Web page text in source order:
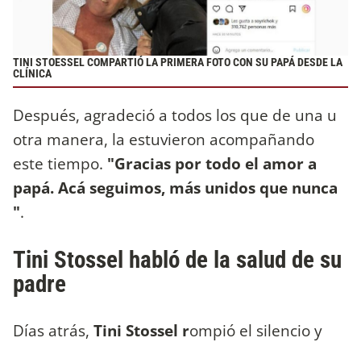
TINI STOESSEL COMPARTIÓ LA PRIMERA FOTO CON SU PAPÁ DESDE LA
CLÍNICA
Después, agradeció a todos los que de una u
otra manera, la estuvieron acompañando
este tiempo. "Gracias por todo el amor a
papá. Acá seguimos, más unidos que nunca
".
Tini Stossel habló de la salud de su
padre
Días atrás, Tini Stossel rompió el silencio y